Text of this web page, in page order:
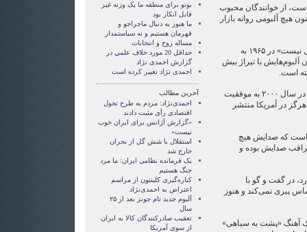
از خوانندگان محبوب
۶۰ بود و از ۱۹۹۳ تا کنون هیچ آلبومی روانه بازار
وی با اجرای آهنگ «این غیرمعمول نیست» در ۱۹۶۵ به
با تیراژ بیش
است.
آلبوم «ری‌لود» (Reload) تام جونز در سال ۲۰۰۰ به موفقیت
در آمریکا منتشر
معتقد است که صدایش هیچ
صدایش بوده و
در گفت و گو با
پیری نمی‌کند و هنوز
آهنگ «پشت به سیاهی»
بوتو برای منطقه ما یک وزنه غیر
قابل انکار بود
ما هنوز به دنبال ماجراجو و
قهرمان هستيم و نه سياستمدار
مساله روح و انتخابات
حداقل 20 مورد خلاف علمي در
گزارش احمدی نژاد
احمدی نژاد تغییر کرده است
آخرین مطالب
احمدی‌نژاد: مردم به طرح تحول
اقتصادی رأی مثبت دادند
«گزارش آژانس برای ایران خوب
نیست»
استقلال با شش گل از بحران
خارج شد
یک فرمانده نظامی ایران: ما مرد
جنگ هستیم
کناره‌گیری کلینتون از مراسم
اعتراض به احمدی‌نژاد
آلبوم جدید تام جونز بعد از ۲۵
سال
تعقیب صادرکنندگان کالا به ایران
از سوی آمریکا